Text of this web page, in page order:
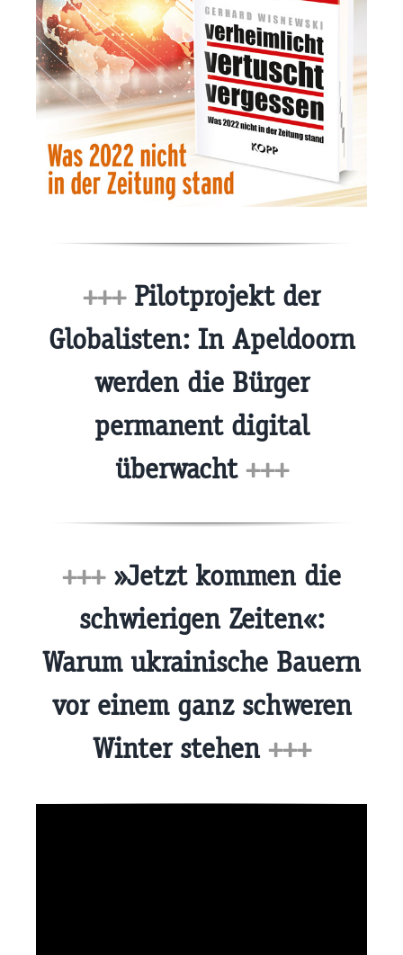
+++Pilotprojekt der
Globalisten: In Apeldoorn
werden die Bürger
permanent digital
überwacht +++
+++»Jetzt kommen die
schwierigen Zeiten«:
Warum ukrainische Bauern
vor einem ganz schweren
Winter stehen +++